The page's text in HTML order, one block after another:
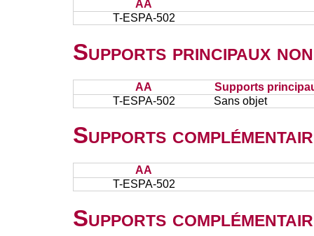
AA
T-ESPA-502
Supports principaux
AA
Supports
T-ESPA-502
Sans objet
Supports
AA
T-ESPA-502
Supports